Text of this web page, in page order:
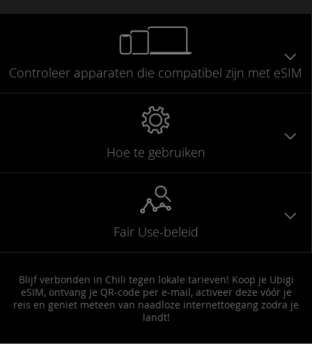
Controleer apparaten die compatibel zijn met eSIM
Hoe te gebruiken
Fair Use-beleid
Blijf verbonden in Chili tegen lokale tarieven! Koop je Ubigi
eSIM, ontvang je QR-code per e-mail, activeer deze vóór je
reis en geniet meteen van naadloze internettoegang zodra je
landt!